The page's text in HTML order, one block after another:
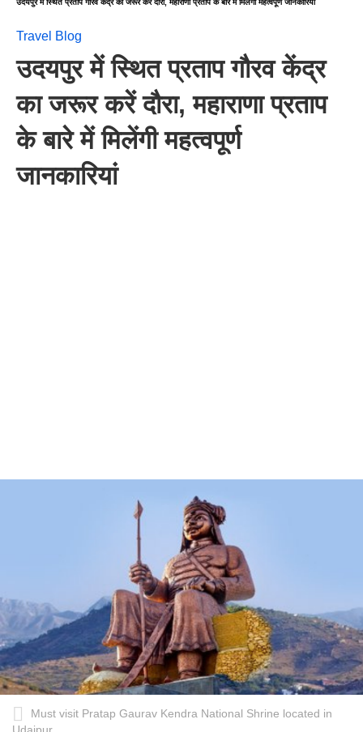
उदयपुर में स्थित प्रताप गौरव केंद्र का जरूर करें दौरा, महाराणा प्रताप के बारे में मिलेंगी महत्वपूर्ण जानकारियां
Travel Blog
उदयपुर में स्थित प्रताप गौरव केंद्र
का जरूर करें दौरा, महाराणा प्रताप
के बारे में मिलेंगी महत्वपूर्ण
जानकारियां
Must visit Pratap Gaurav Kendra National Shrine located in
Udaipur